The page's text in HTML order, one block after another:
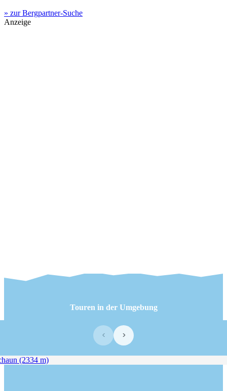
» zur Bergpartner-Suche
Anzeige
Touren in der Umgebung
‹ ›